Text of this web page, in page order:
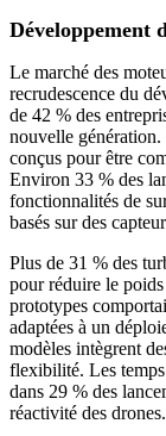
Développement
Le marché des
recrudescence du
de 42 % des
nouvelle
conçus pour être
Environ 33 % des
fonctionnalités de
basés sur des
Plus de 31 % des
pour réduire le
prototypes
adaptées à un
modèles intègrent
flexibilité. Les temps
dans 29 % des
réactivité des drones.